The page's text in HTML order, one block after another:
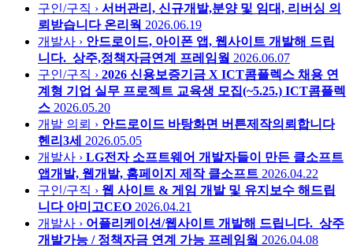
구인/구직 › 서버관리, 신규개발,분양 및 임대, 리버싱 의
뢰받습니다 온리웍 2026.06.19
개발사 › 안드로이드, 아이폰 앱, 웹사이트 개발해 드립
니다._상주,정책자금연계
프레임웤 2026.06.07
구인/구직 › 2026 신용보증기금 X ICT콤플렉스 채용 연
계형 기업 실무 프로젝트 교육생 모집(~5.25.) ICT콤플렉
스 2026.05.20
개발 의뢰 › 안드로이드 바탕화면 버튼제작의뢰합니다
헨리3세
2026.05.05
개발사 › LG전자 소프트웨어 개발자들이 만든 클소프트
앱개발, 웹개발, 홈페이지 제작 클소프트 2026.04.22
구인/구직 › 웹 사이트 & 게임 개발 및 유지보수 해드립
니다 아미고CEO 2026.04.21
개발사 › 어플리케이션/웹사이트 개발해 드립니다._상주
개발가능 / 정책자금 연계 가능 프레임웤 2026.04.08